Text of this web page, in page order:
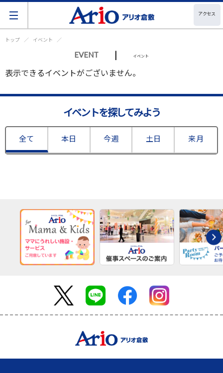
アクセス
トップ イベント
EVENT | イベント
表示できるイベントがございません。
イベントを探してみよう
全て 本日 今週 土日 来月